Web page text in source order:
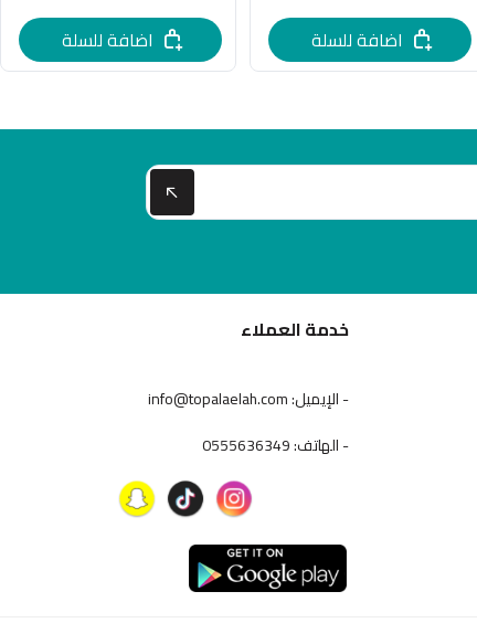
اضافة للسلة اضافة للسلة
خدمة العملاء
- الإيميل: info@topalaelah.com
- الهاتف: 0555636349